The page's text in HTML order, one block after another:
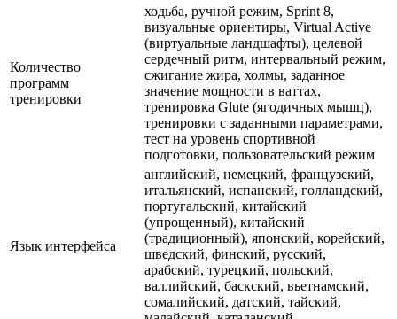
Количество
программ
тренировки
ходьба, ручной режим, Sprint 8,
визуальные ориентиры, Virtual Active
(виртуальные ландшафты), целевой
сердечный ритм, интервальный режим,
сжигание жира, холмы, заданное
значение мощности в ваттах,
тренировка Glute (ягодичных мышц),
тренировки с заданными параметрами,
тест на уровень спортивной
подготовки, пользовательский режим
Язык интерфейса
английский, немецкий, французский,
итальянский, испанский, голландский,
португальский, китайский
(упрощенный), китайский
(традиционный), японский, корейский,
шведский, финский, русский,
арабский, турецкий, польский,
валлийский, баскский, вьетнамский,
сомалийский, датский, тайский,